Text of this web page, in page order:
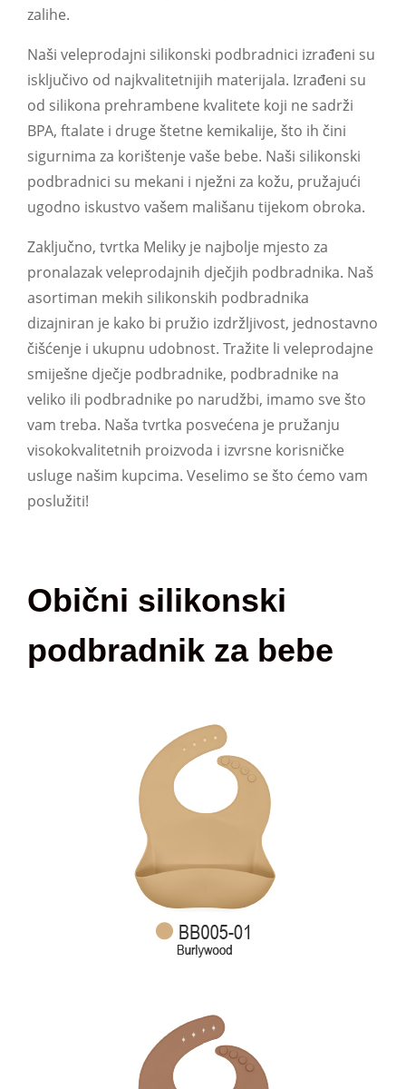
zalihe.
Naši veleprodajni silikonski podbradnici izrađeni su
isključivo od najkvalitetnijih materijala. Izrađeni su
od silikona prehrambene kvalitete koji ne sadrži
BPA, ftalate i druge štetne kemikalije, što ih čini
sigurnima za korištenje vaše bebe. Naši silikonski
podbradnici su mekani i nježni za kožu, pružajući
ugodno iskustvo vašem mališanu tijekom obroka.
Zaključno, tvrtka Meliky je najbolje mjesto za
pronalazak veleprodajnih dječjih podbradnika. Naš
asortiman mekih silikonskih podbradnika
dizajniran je kako bi pružio izdržljivost, jednostavno
čišćenje i ukupnu udobnost. Tražite li veleprodajne
smiješne dječje podbradnike, podbradnike na
veliko ili podbradnike po narudžbi, imamo sve što
vam treba. Naša tvrtka posvećena je pružanju
visokokvalitetnih proizvoda i izvrsne korisničke
usluge našim kupcima. Veselimo se što ćemo vam
poslužiti!
Obični silikonski
podbradnik za bebe